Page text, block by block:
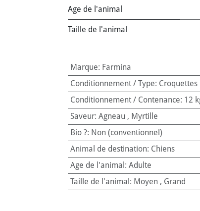
Age de l'animal
Taille de l'animal
Marque: Farmina
Conditionnement / Type: Croquettes
Conditionnement / Contenance: 12
Saveur: Agneau , Myrtille
Bio ?: Non (conventionnel)
Animal de destination: Chiens
Age de l'animal : Adulte
Taille de l'animal : Moyen, Grand